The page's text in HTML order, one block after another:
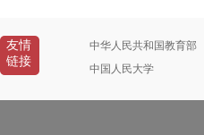
友情
链接
中华人民共和国教育部
中国人民大学